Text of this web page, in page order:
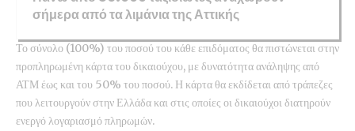
σήμερα από τα λιμάνια της Αττικής
Το σύνολο (100%) του ποσού του κάθε επιδόματος θα πιστώνεται στην
προπληρωμένη κάρτα του δικαιούχου, με δυνατότητα ανάληψης από
ΑΤΜ έως και του 50% του ποσού. Η κάρτα θα εκδίδεται από τράπεζες
που λειτουργούν στην Ελλάδα και στις οποίες οι δικαιούχοι διατηρούν
ενεργό λογαριασμό πληρωμών.